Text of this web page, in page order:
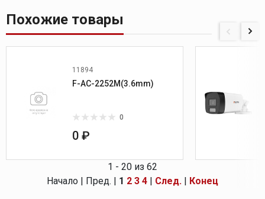
Похожие товары
11894
F-AC-2252M(3.6mm)
0
0 ₽
1 - 20 из 62
Начало | Пред. | 1 2 3 4 | След. | Конец